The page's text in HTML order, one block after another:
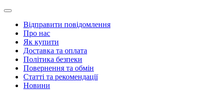
Відправити повідомлення
Про нас
Як купити
Доставка та оплата
Політика безпеки
Повернення та обмін
Статті та рекомендації
Новини